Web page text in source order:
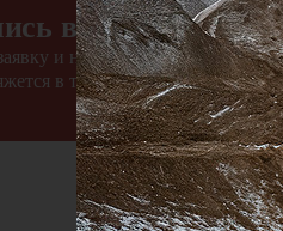
вопросы?
и наш менеджер
в течение 15 минут